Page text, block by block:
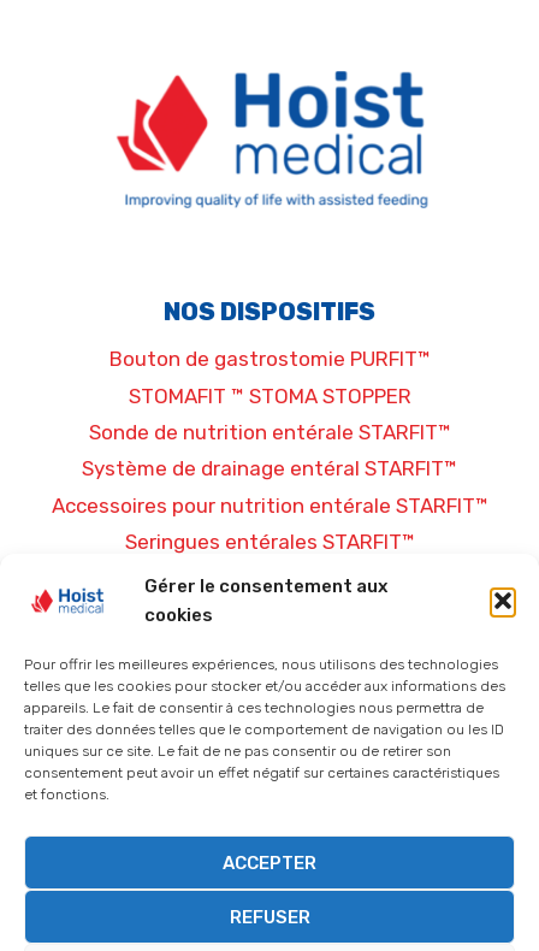
Gérer le consentement aux
cookies
Pour offrir les meilleures expériences, nous utilisons des technologies
telles que les cookies pour stocker et/ou accéder aux informations des
appareils. Le fait de consentir à ces technologies nous permettra de
traiter des données telles que le comportement de navigation ou les ID
uniques sur ce site. Le fait de ne pas consentir ou de retirer son
consentement peut avoir un effet négatif sur certaines caractéristiques
et fonctions.
ACCEPTER
REFUSER
NOS DISPOSITIFS
Bouton de gastrostomie PURFIT™
STOMAFIT ™ STOMA STOPPER
Sonde de nutrition entérale STARFIT™
Système de drainage entéral STARFIT™
Accessoires pour nutrition entérale STARFIT™
Seringues entérales STARFIT™
PLUS D’INFORMATIONS
Conditions générales de vente
Politique de confidentialité
Mentions légales
Politique de cookies (UE)
© 2026 Hoist-Medical - Thème WordPress par
Kadence WP